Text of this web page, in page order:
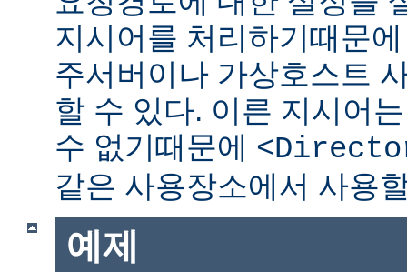
지시어를 처리하기때문
주서버이나 가상호스트
할 수 있다. 이른 지시어
수 없기때문에
같은 사용장소에서 사용
예제